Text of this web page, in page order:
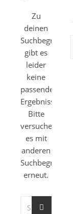
Zu
deinen
Suchbegriffen
gibt es
leider
keine
passenden
Ergebnisse.
Bitte
versuche
es mit
anderen
Suchbegriffen
erneut.